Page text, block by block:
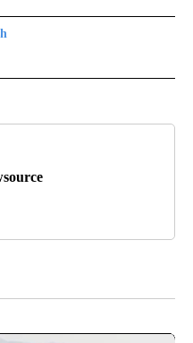
RECEIVE NOTIFICATIONS ABOUT